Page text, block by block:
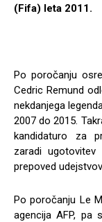
(Fifa) leta 2011.
Po poročanju
Cedric Remund
nekdanjega
2007 do 2015.
kandidaturo za
zaradi ugotovitev
prepoved
Po poročanju Le
agencija AFP, pa